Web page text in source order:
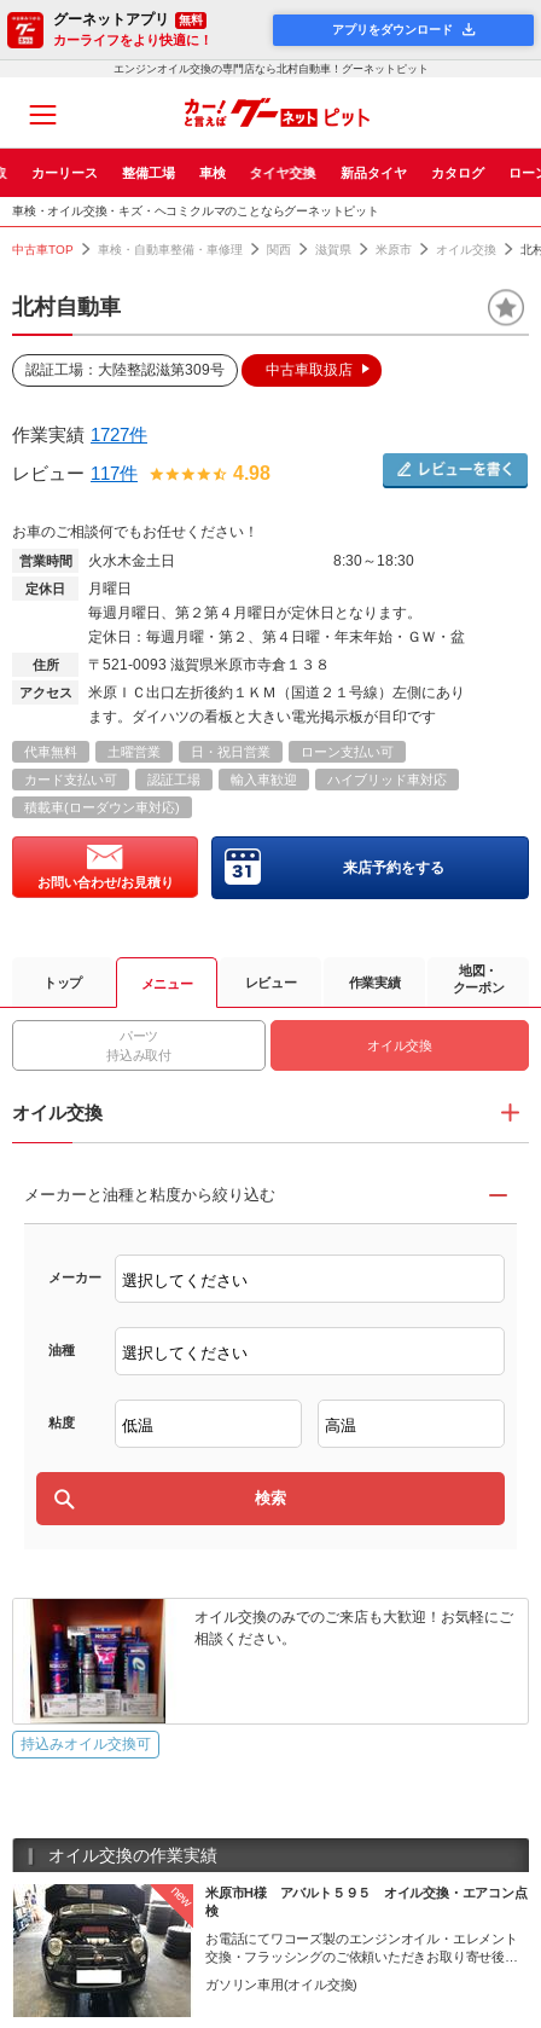
グーネットアプリ 無料
カーライフをより快適に！
アプリをダウンロード
エンジンオイル交換の専門店なら北村自動車！グーネットピット
カーリース 整備工場 車検 タイヤ交換 新品タイヤ カタログ ロー
車検・オイル交換・キズ・ヘコミクルマのことならグーネットピット
中古車TOP 車検・自動車整備・車修理 関西 滋賀県 米原市 オイル交換 北
北村自動車
認証工場：大陸整認滋第309号 中古車取扱店
作業実績 1727件
レビュー 117件 4.98
お車のご相談何でもお任せください！
営業時間 火水木金土日 8:30～18:30
定休日
月曜日
毎週月曜日、第２第４月曜日が定休日となります。
定休日：毎週月曜・第２、第４日曜・年末年始・ＧＷ・盆
住所 〒521-0093 滋賀県米原市寺倉１３８
アクセス
米原ＩＣ出口左折後約１ＫＭ（国道２１号線）左側にあり
ます。ダイハツの看板と大きい電光掲示板が目印です
代車無料 土曜営業 日・祝日営業
ローン支払い可
カード支払い可
認証工場 輸入車歓迎
ハイブリッド車対応
積載車(ローダウン車対応)
お問い合わせ/お見積り
来店予約をする
トップ メニュー レビュー 作業実績
地図・
クーポン
パーツ
持込み取付
オイル交換
オイル交換
メーカーと油種と粘度から絞り込む
メーカー
油種
粘度
オイル交換のみでのご来店も大歓迎！お気軽にご
相談ください。
持込みオイル交換可
オイル交換の作業実績
new
米原市H様 アバルト５９５ オイル交換・エアコン点
検
お電話にてワコーズ製のエンジンオイル・エレメント
交換・フラッシングのご依頼いただきお取り寄せ後、
との事でご一緒に点検させていただきました。
ガソリン車用(オイル交換)